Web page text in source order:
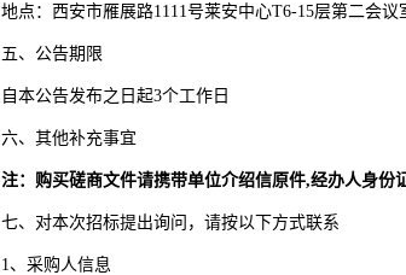
地点：西安市雁展路1111号莱安中心T6-15层第二会议
五、公告期限
自本公告发布之日起3个工作日
六、其他补充事宜
注：购买磋商文件请携带单位介绍信原件,经办人身份
七、对本次招标提出询问，请按以下方式联系
1、采购人信息